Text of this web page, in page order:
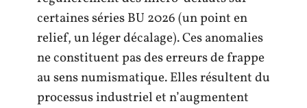
certaines séries BU 2026 (un point en
relief, un léger décalage). Ces anomalies
ne constituent pas des erreurs de frappe
au sens numismatique. Elles résultent du
processus industriel et n’augmentent